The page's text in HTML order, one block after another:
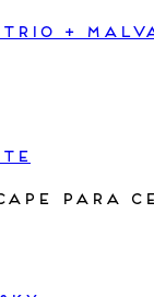
TRIO +
para